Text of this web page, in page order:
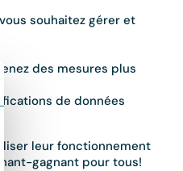
souhaitez gérer et
des mesures plus
de données
leur fonctionnement
gagnant pour tous!